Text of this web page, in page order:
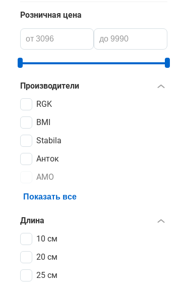
Розничная цена
Производители
RGK
BMI
Stabila
Анток
AMO
Показать все
Длина
10 см
20 см
25 см